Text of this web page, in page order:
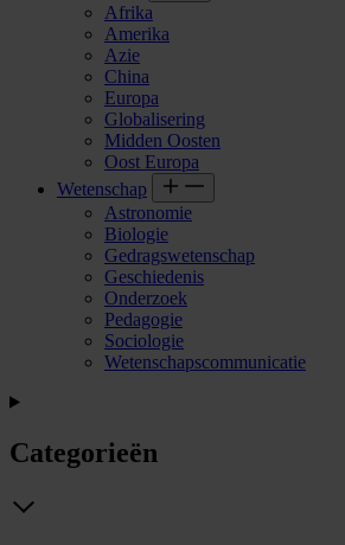
Afrika
Amerika
Azie
China
Europa
Globalisering
Midden Oosten
Oost Europa
Wetenschap
Astronomie
Biologie
Gedragswetenschap
Geschiedenis
Onderzoek
Pedagogie
Sociologie
Wetenschapscommunicatie
Categorieën